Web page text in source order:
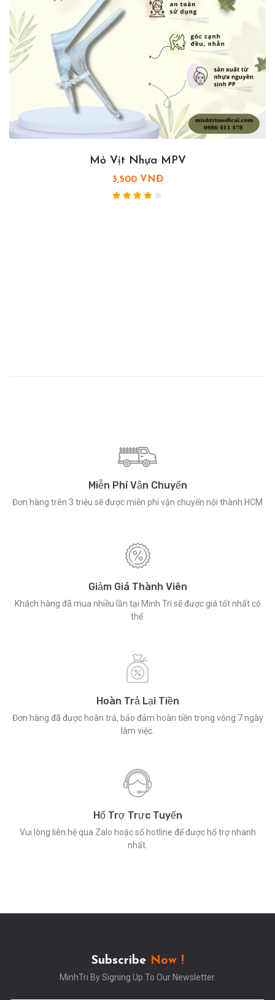
Mỏ Vịt Nhựa MPV
3,500 VNĐ
Miễn Phí Vận Chuyển
Đơn hàng trên 3 triệu sẽ được miễn phí vận chuyển nội thành HCM
Giảm Giá Thành Viên
Khách hàng đã mua nhiều lần tại Minh Trí sẽ được giá tốt nhất có
thể.
Hoàn Trả Lại Tiền
Đơn hàng đã được hoàn trả, bảo đảm hoàn tiền trong vòng 7 ngày
làm việc.
Hổ Trợ Trực Tuyến
Vui lòng liên hệ qua Zalo hoặc số hotline để được hổ trợ nhanh
nhất.
Subscribe Now !
MinhTri By Signing Up To Our Newsletter.